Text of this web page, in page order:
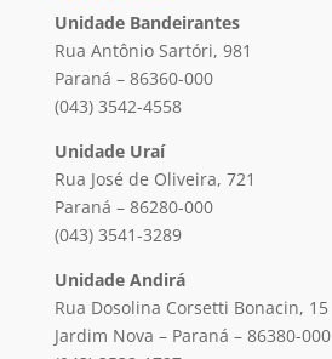
Unidade Bandeirantes
Rua Antônio Sartóri, 981
Paraná – 86360-000
(043) 3542-4558
Unidade Uraí
Rua José de Oliveira, 721
Paraná – 86280-000
(043) 3541-3289
Unidade Andirá
Rua Dosolina Corsetti Bonacin, 15
Jardim Nova – Paraná – 86380-000